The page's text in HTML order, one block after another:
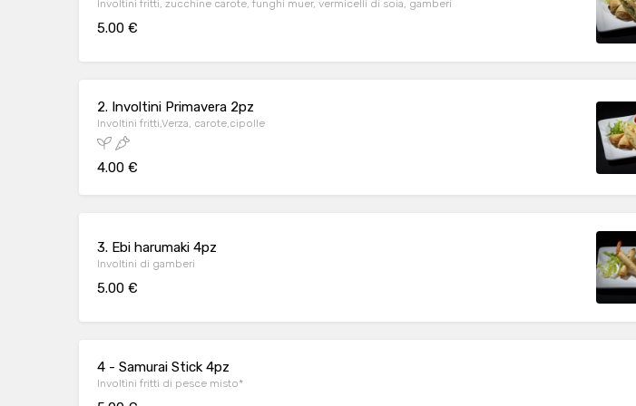
Involtini fritti, zucchine carote, funghi muer, vermicelli di soia, gamberi
5.00 €
2. Involtini Primavera 2pz
Involtini fritti,Verza, carote,cipolle
4.00 €
3. Ebi harumaki 4pz
Involtini di gamberi
5.00 €
4 - Samurai Stick 4pz
Involtini fritti di pesce misto*